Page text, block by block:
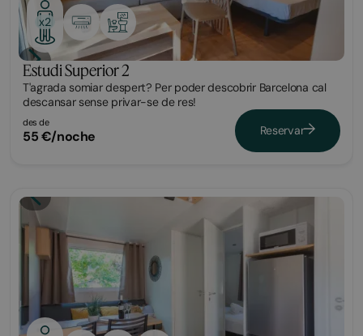
x2
Estudi Superior 2
T'agrada somiar despert? Per poder descobrir Barcelona cal
descansar sense privar-se de res!
des de
55 €/noche Reservar
Bungalow